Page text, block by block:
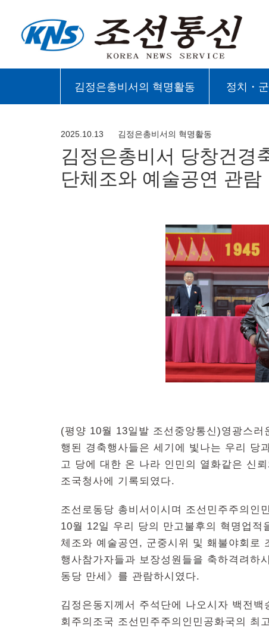
김정은총비서의 혁명활동 정치・
2025.10.13 김정은총비서의 혁명활동
김정은총비서 당창건경
단체조와 예술공연 관람
(평양 10월 13일발 조선중앙통신)영광스
행된 경축행사들은 세기에 빛나는 우리 당
고 당에 대한 온 나라 인민의 열화같은 신
조국청사에 기록되였다.
조선로동당 총비서이시며 조선민주주의인
10월 12일 우리 당의 만고불후의 혁명업
체조와 예술공연, 군중시위 및 홰불야회로
행사참가자들과 보장성원들을 축하격려하
동당 만세》를 관람하시였다.
김정은동지께서 주석단에 나오시자 백전
회주의조국 조선민주주의인민공화국의 최